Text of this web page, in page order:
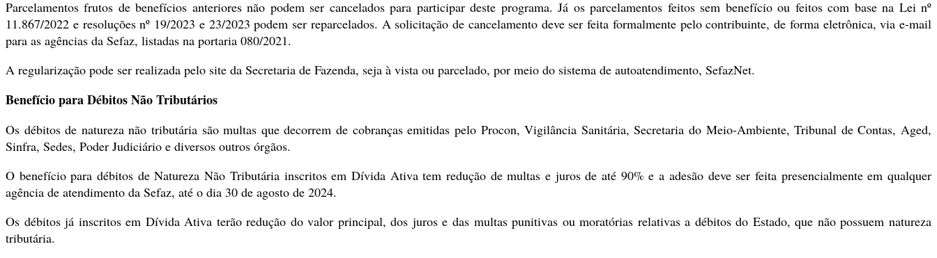
Parcelamentos frutos de benefícios anteriores não podem ser cancelados para participar deste programa. Já os parcelamentos feitos sem benefício ou feitos com base na Lei nº
11.867/2022 e resoluções nº 19/2023 e 23/2023 podem ser reparcelados. A solicitação de cancelamento deve ser feita formalmente pelo contribuinte, de forma eletrônica, via e-mail
para as agências da Sefaz, listadas na portaria 080/2021.
A regularização pode ser realizada pelo site da Secretaria de Fazenda, seja à vista ou parcelado, por meio do sistema de autoatendimento, SefazNet.
Benefício para Débitos Não Tributários
Os débitos de natureza não tributária são multas que decorrem de cobranças emitidas pelo Procon, Vigilância Sanitária, Secretaria do Meio-Ambiente, Tribunal de Contas, Aged,
Sinfra, Sedes, Poder Judiciário e diversos outros órgãos.
O benefício para débitos de Natureza Não Tributária inscritos em Dívida Ativa tem redução de multas e juros de até 90% e a adesão deve ser feita presencialmente em qualquer
agência de atendimento da Sefaz, até o dia 30 de agosto de 2024.
Os débitos já inscritos em Dívida Ativa terão redução do valor principal, dos juros e das multas punitivas ou moratórias relativas a débitos do Estado, que não possuem natureza
tributária.